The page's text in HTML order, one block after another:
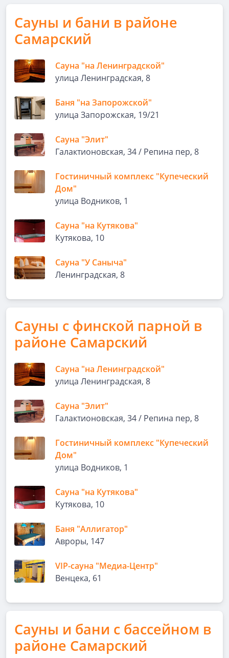
Сауны и бани в районе
Самарский
Сауна "на Ленинградской"
улица Ленинградская, 8
Баня "на Запорожской"
улица Запорожская, 19/21
Сауна "Элит"
Галактионовская, 34 / Репина пер, 8
Гостиничный комплекс "Купеческий
Дом"
улица Водников, 1
Сауна "на Кутякова"
Кутякова, 10
Сауна "У Саныча"
Ленинградская, 8
Сауны с финской парной в
районе Самарский
Сауна "на Ленинградской"
улица Ленинградская, 8
Сауна "Элит"
Галактионовская, 34 / Репина пер, 8
Гостиничный комплекс "Купеческий
Дом"
улица Водников, 1
Сауна "на Кутякова"
Кутякова, 10
Баня "Аллигатор"
Авроры, 147
VIP-сауна "Медиа-Центр"
Венцека, 61
Сауны и бани с бассейном в
районе Самарский